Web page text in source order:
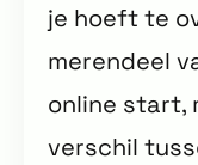
je hoeft te
merendeel
online start,
verschil